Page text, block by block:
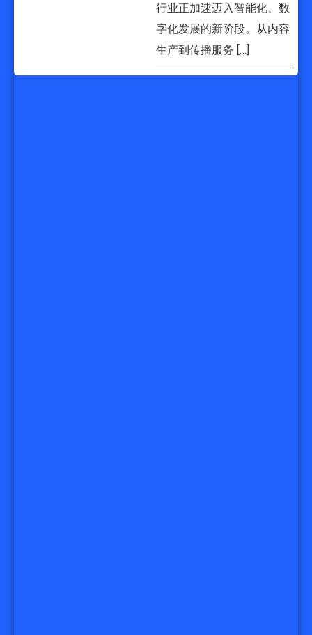
行业正加速迈入智能化、数
字化发展的新阶段。从内容
生产到传播服务 […]